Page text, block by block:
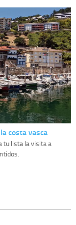
costa vasca
tu lista la visita a